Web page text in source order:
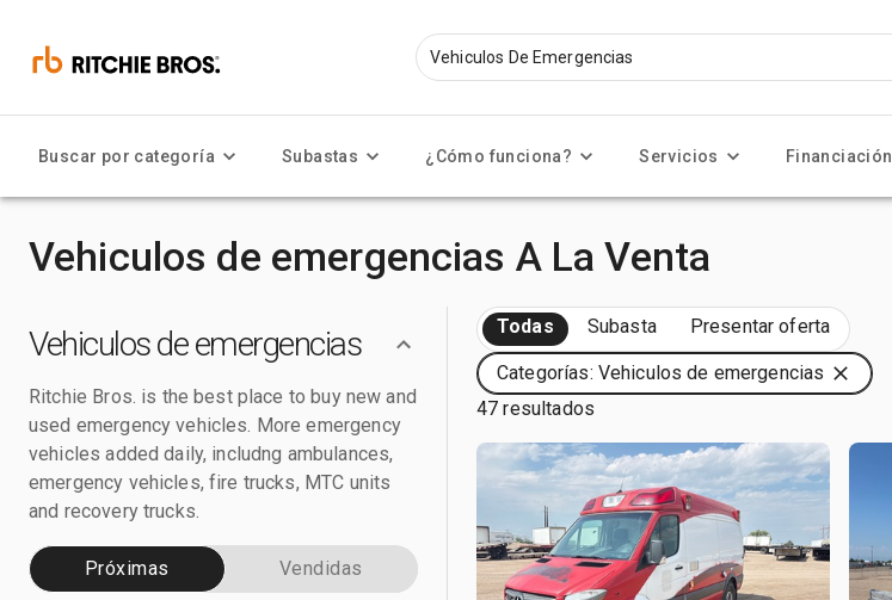
Buscar por categoría Subastas ¿Cómo funciona? Servicios Financiación
Vehiculos de emergencias A La Venta
Vehiculos de emergencias
Ritchie Bros. is the best place to buy new and
used emergency vehicles. More emergency
vehicles added daily, includng ambulances,
emergency vehicles, fire trucks, MTC units
and recovery trucks.
Próximas Vendidas
Todas Subasta Presentar oferta
Categorías: Vehiculos de emergencias
47 resultados